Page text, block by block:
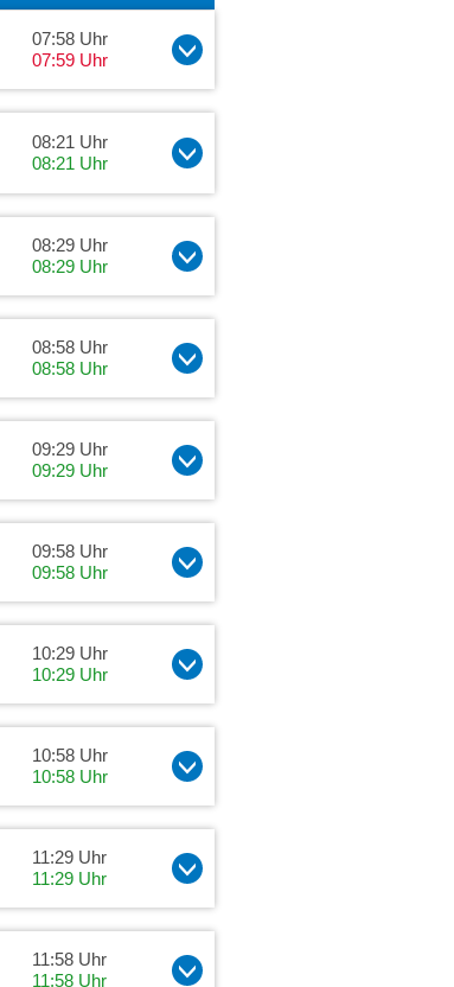
07:58 Uhr
07:59 Uhr
08:21 Uhr
08:21 Uhr
08:29 Uhr
08:29 Uhr
08:58 Uhr
08:58 Uhr
09:29 Uhr
09:29 Uhr
09:58 Uhr
09:58 Uhr
10:29 Uhr
10:29 Uhr
10:58 Uhr
10:58 Uhr
11:29 Uhr
11:29 Uhr
11:58 Uhr
11:58 Uhr